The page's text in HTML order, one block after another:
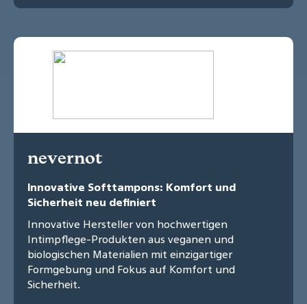
nevernot
Innovative Softtampons: Komfort und
Sicherheit neu definiert
Innovative Hersteller von hochwertigen
Intimpflege-Produkten aus veganen und
biologischen Materialien mit einzigartiger
Formgebung und Fokus auf Komfort und
Sicherheit.